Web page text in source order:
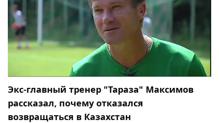
Экс-главный тренер "Тараза" Максимов
рассказал, почему отказался
возвращаться в Казахстан